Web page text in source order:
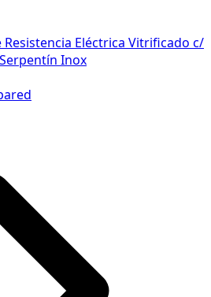
Resistencia Eléctrica Vitrificado c/
Inox